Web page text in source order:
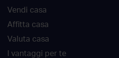
Vendi casa
Affitta casa
Valuta casa
I vantaggi per te